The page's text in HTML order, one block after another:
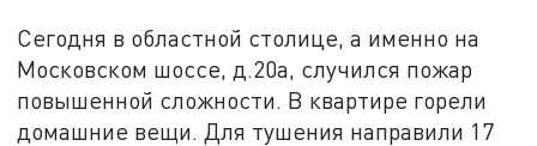
Сегодня в областной столице, а именно на
Московском шоссе, д.20а, случился пожар
повышенной сложности. В квартире горели
домашние вещи. Для тушения направили 17